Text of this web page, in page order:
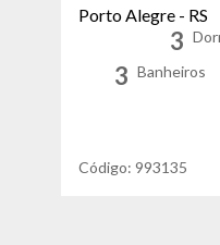
Porto Alegre - RS
3
3 Banheiros
Código: 993135